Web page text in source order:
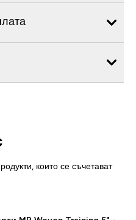
които се съчетават